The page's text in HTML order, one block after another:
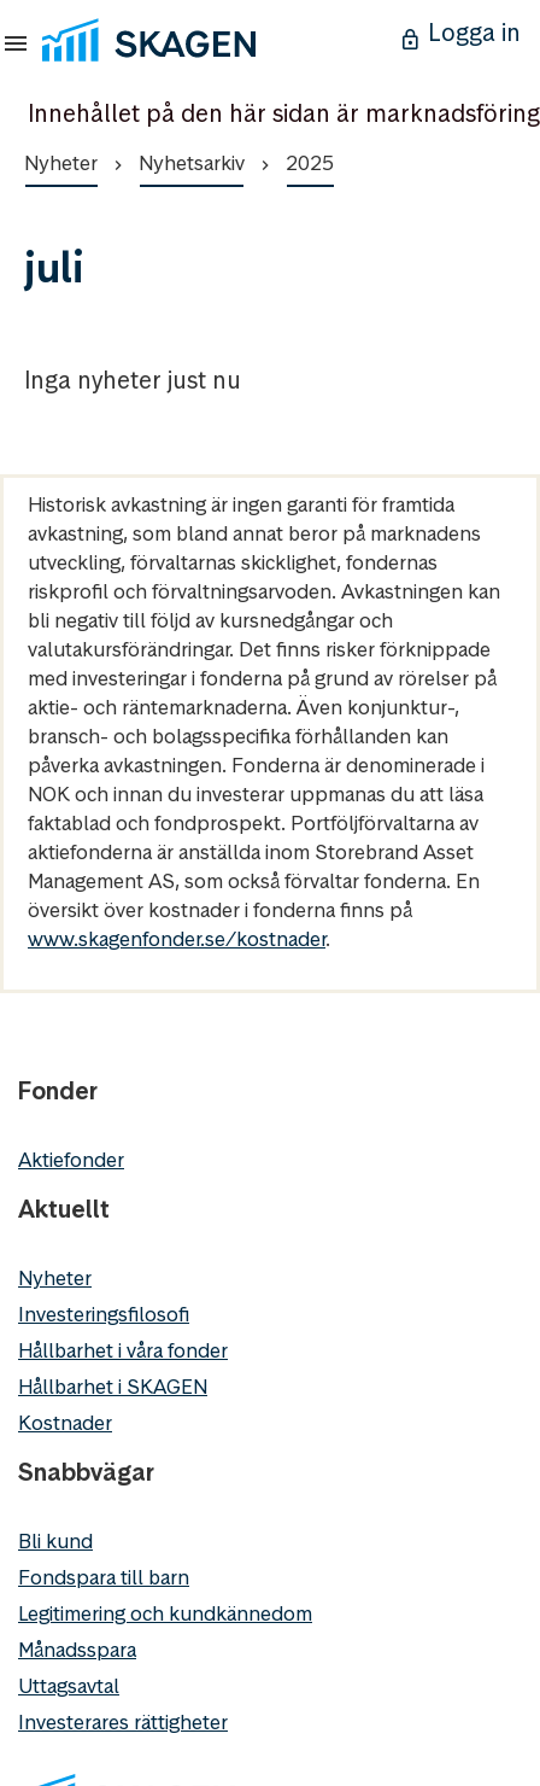
Logga in
Innehållet på den här sidan är marknadsföring
Nyheter Nyhetsarkiv 2025
juli
Inga nyheter just nu
Historisk avkastning är ingen garanti för framtida
avkastning, som bland annat beror på marknadens
utveckling, förvaltarnas skicklighet, fondernas
riskprofil och förvaltningsarvoden. Avkastningen kan
bli negativ till följd av kursnedgångar och
valutakursförändringar. Det finns risker förknippade
med investeringar i fonderna på grund av rörelser på
aktie- och räntemarknaderna. Även konjunktur-,
bransch- och bolagsspecifika förhållanden kan
påverka avkastningen. Fonderna är denominerade i
NOK och innan du investerar uppmanas du att läsa
faktablad och fondprospekt. Portföljförvaltarna av
aktiefonderna är anställda inom Storebrand Asset
Management AS, som också förvaltar fonderna. En
översikt över kostnader i fonderna finns på
www.skagenfonder.se/kostnader.
Fonder
Aktiefonder
Aktuellt
Nyheter
Investeringsfilosofi
Hållbarhet i våra fonder
Hållbarhet i SKAGEN
Kostnader
Snabbvägar
Bli kund
Fondspara till barn
Legitimering och kundkännedom
Månadsspara
Uttagsavtal
Investerares rättigheter